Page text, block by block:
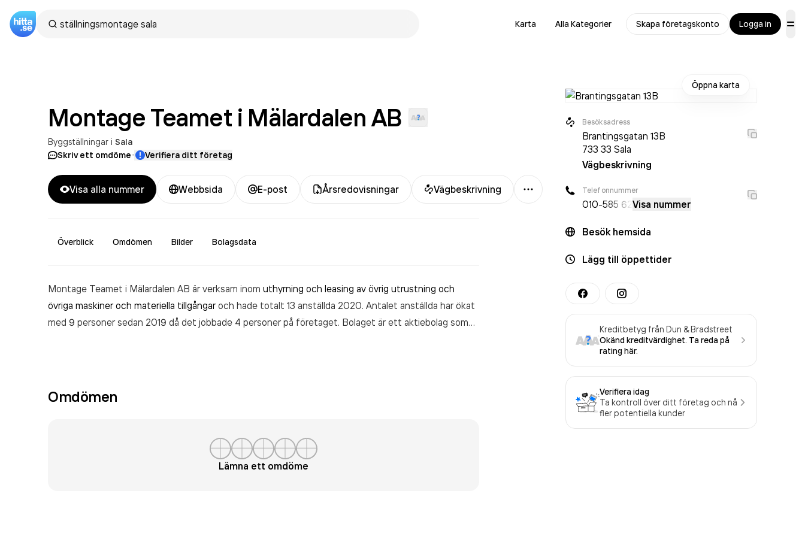
Karta Alla Kategorier Skapa företagskonto Logga in
Montage Teamet i Mälardalen AB
Byggställningar i Sala
Skriv ett omdöme· Verifiera ditt företag
Visa alla nummer Webbsida E-post Årsredovisningar Vägbeskrivning
Mer
Överblick Omdömen Bilder Bolagsdata
Montage Teamet i Mälardalen AB är verksam inom uthyrning och leasing av övrig utrustning och
övriga maskiner och materiella tillgångaroch hade totalt 13 anställda 2020. Antalet anställda har ökat
med 9 personer sedan 2019 då det jobbade 4 personer på företaget. Bolaget är ett aktiebolag som
Omdömen
Lämna ett omdöme
Öppna karta
Besöksadress
Brantingsgatan 13B
733 33 Sala
Vägbeskrivning
Telefonnummer
010-585 62 Visa nummer
Besök hemsida
Lägg till öppettider
Kreditbetyg från Dun & Bradstreet
Okänd kreditvärdighet. Ta reda på
rating här.
Verifiera idag
Ta kontroll över ditt företag och nå
fler potentiella kunder